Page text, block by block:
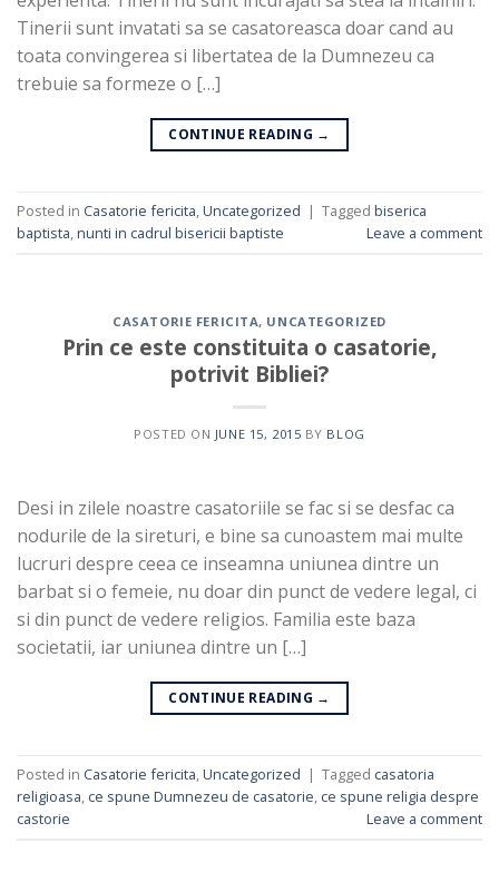
Tinerii sunt invatati sa se casatoreasca doar cand au
toata convingerea si libertatea de la Dumnezeu ca
trebuie sa formeze o […]
CONTINUE READING →
Posted in Casatorie fericita,Uncategorized | Tagged biserica
baptista,nunti in cadrul bisericii baptiste Leave a comment
CASATORIE FERICITA, UNCATEGORIZED
Prin ce este constituita o casatorie,
potrivit Bibliei?
POSTED ON JUNE 15, 2015 BY BLOG
Desi in zilele noastre casatoriile se fac si se desfac ca
nodurile de la sireturi, e bine sa cunoastem mai multe
lucruri despre ceea ce inseamna uniunea dintre un
barbat si o femeie, nu doar din punct de vedere legal, ci
si din punct de vedere religios. Familia este baza
societatii, iar uniunea dintre un […]
CONTINUE READING →
Posted in Casatorie fericita,Uncategorized | Tagged casatoria
religioasa, ce spune Dumnezeu de casatorie, ce spune religia despre
castorie
Leave a comment